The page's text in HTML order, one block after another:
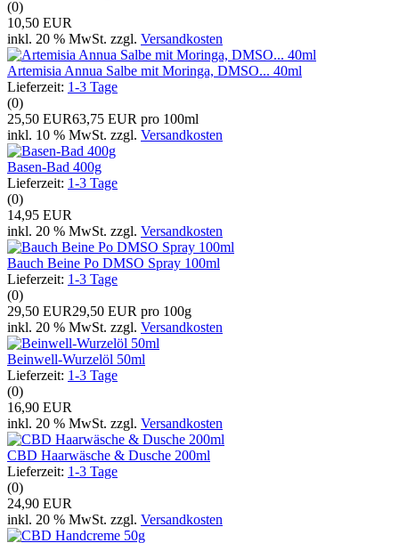
(0)
10,50 EUR
inkl. 20 % MwSt. zzgl. Versandkosten
Artemisia Annua Salbe mit Moringa, DMSO... 40ml
Lieferzeit: 1-3 Tage
(0)
25,50 EUR63,75 EUR pro 100ml
inkl. 10 % MwSt. zzgl. Versandkosten
Basen-Bad 400g
Lieferzeit: 1-3 Tage
(0)
14,95 EUR
inkl. 20 % MwSt. zzgl. Versandkosten
Bauch Beine Po DMSO Spray 100ml
Lieferzeit: 1-3 Tage
(0)
29,50 EUR29,50 EUR pro 100g
inkl. 20 % MwSt. zzgl. Versandkosten
Beinwell-Wurzelöl 50ml
Lieferzeit: 1-3 Tage
(0)
16,90 EUR
inkl. 20 % MwSt. zzgl. Versandkosten
CBD Haarwäsche & Dusche 200ml
Lieferzeit: 1-3 Tage
(0)
24,90 EUR
inkl. 20 % MwSt. zzgl. Versandkosten